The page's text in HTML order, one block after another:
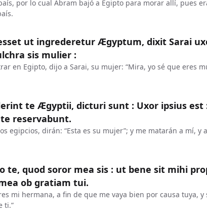
por lo cual Abram bajó a Egipto para morar allí, pues
ut ingrederetur Ægyptum, dixit Sarai
sis mulier :
en Egipto, dijo a Sarai, su mujer: “Mira, yo sé que eres
te Ægyptii, dicturi sunt : Uxor ipsius est
reservabunt.
egipcios, dirán: “Esta es su mujer”; y me matarán a mí, y
te, quod soror mea sis : ut bene sit mihi
ob gratiam tui.
mi hermana, a fin de que me vaya bien por causa tuya, y
ti.”